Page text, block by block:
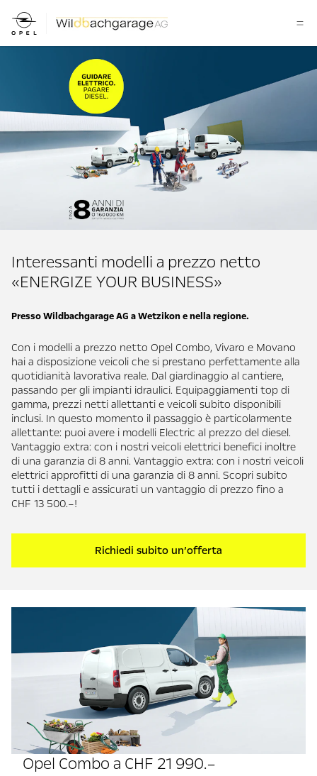
Interessanti modelli a prezzo netto
«ENERGIZE YOUR BUSINESS»
Presso Wildbachgarage AG a Wetzikon e nella regione.
Con i modelli a prezzo netto Opel Combo, Vivaro e Movano
hai a disposizione veicoli che si prestano perfettamente alla
quotidianità lavorativa reale. Dal giardinaggio al cantiere,
passando per gli impianti idraulici. Equipaggiamenti top di
gamma, prezzi netti allettanti e veicoli subito disponibili
inclusi. In questo momento il passaggio è particolarmente
allettante: puoi avere i modelli Electric al prezzo del diesel.
Vantaggio extra: con i nostri veicoli elettrici benefici inoltre
di una garanzia di 8 anni. Vantaggio extra: con i nostri veicoli
elettrici approfitti di una garanzia di 8 anni. Scopri subito
tutti i dettagli e assicurati un vantaggio di prezzo fino a
CHF 13 500.–!
Richiedi subito un’offerta
Opel Combo a CHF 21 990.–